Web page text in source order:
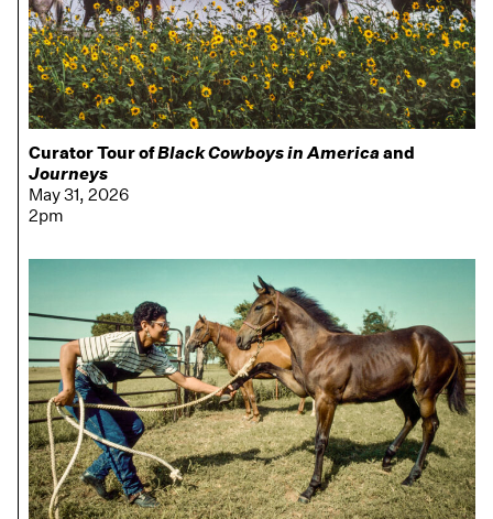
Curator Tour ofBlack Cowboys in Americaand
Journeys
May 31, 2026
2pm